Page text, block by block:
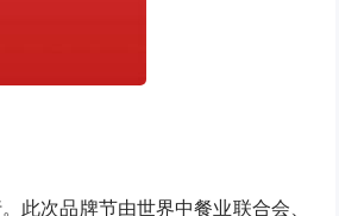
此次品牌节由世界中餐业联合会、